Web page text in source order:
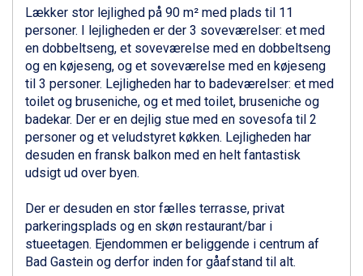
Bad Gastein fra DKK 4.195
Alleghe fra DKK 5.595
Arabba fra DKK 7.045
Sauze dOulx fra DKK 4.045
La Thuile fra DKK 4.595
Val Thorens fra DKK 5.395
Cervinia fra DKK 5.295
Passo Tonale fra DKK 3.795
Saalbach fra DKK 5.945
Sölden fra DKK 8.445
Bad Hofgastein fra DKK 5.495
Champoluc fra DKK 3.795
Sestriere fra DKK 4.395
Fieberbrunn fra DKK 6.145
Wagrain fra DKK 4.645
Ischgl fra DKK 7.095
Lækker stor lejlighed på 90 m² med plads til 11
personer. I lejligheden er der 3 soveværelser: et med
en dobbeltseng, et soveværelse med en dobbeltseng
og en køjeseng, og et soveværelse med en køjeseng
til 3 personer. Lejligheden har to badeværelser: et med
toilet og bruseniche, og et med toilet, bruseniche og
badekar. Der er en dejlig stue med en sovesofa til 2
personer og et veludstyret køkken. Lejligheden har
desuden en fransk balkon med en helt fantastisk
udsigt ud over byen.
Der er desuden en stor fælles terrasse, privat
parkeringsplads og en skøn restaurant/bar i
stueetagen. Ejendommen er beliggende i centrum af
Bad Gastein og derfor inden for gåafstand til alt.